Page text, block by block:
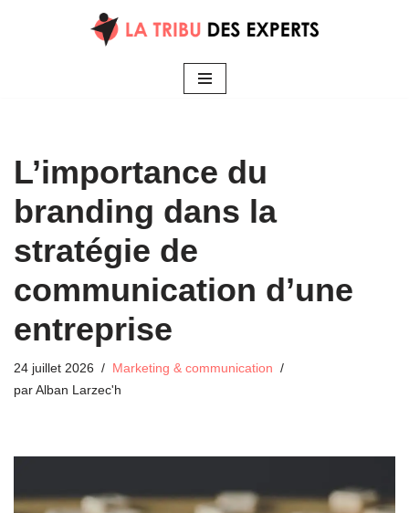
L’importance du
branding dans la
stratégie de
communication d’une
entreprise
24 juillet 2026
Marketing & communication
par Alban Larzec'h